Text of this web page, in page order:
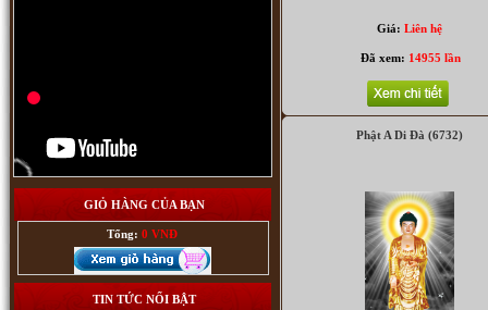
GIỎ HÀNG CỦA BẠN
Tổng: 0 VNĐ
TIN TỨC NỔI BẬT
Giá: Liên hệ
Đã xem: 14955 lần
Phật A Di Đà (6732)